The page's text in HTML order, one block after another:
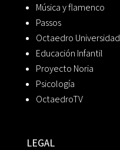
Música y flamenco
Passos
Octaedro Universidad
Educación Infantil
Proyecto Noria
Psicología
OctaedroTV
LEGAL